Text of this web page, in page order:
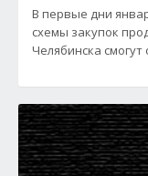
В первые дни
схемы закупок
Челябинска